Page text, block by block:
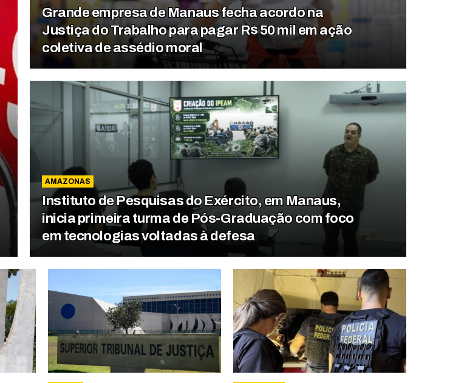
Grande empresa de Manaus fecha acordo na
Justiça do Trabalho para pagar R$ 50 mil em ação
coletiva de assédio moral
AMAZONAS
Instituto de Pesquisas do Exército, em Manaus,
inicia primeira turma de Pós-Graduação com foco
em tecnologias voltadas à defesa